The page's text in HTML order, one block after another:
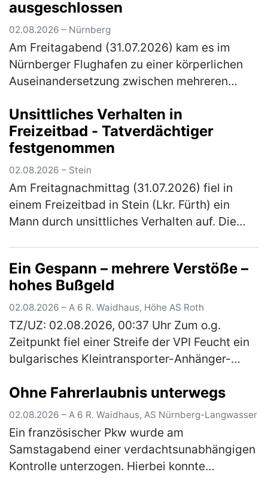
ausgeschlossen
02.08.2026 – Nürnberg
Am Freitagabend (31.07.2026) kam es im
Nürnberger Flughafen zu einer körperlichen
Auseinandersetzung zwischen mehreren
anstehenden Flug ausgeschlossen. Gegen 2…
(mehr)
Unsittliches Verhalten in
Freizeitbad - Tatverdächtiger
festgenommen
02.08.2026 – Stein
Am Freitagnachmittag (31.07.2026) fiel in
einem Freizeitbad in Stein (Lkr. Fürth) ein
Mann durch unsittliches Verhalten auf. Die
Ein Gespann – mehrere Verstöße –
hohes Bußgeld
02.08.2026 – A 6 R. Waidhaus, Höhe AS Roth
TZ/UZ: 02.08.2026, 00:37 Uhr Zum o.g.
Zeitpunkt fiel einer Streife der VPI Feucht ein
bulgarisches Kleintransporter-Anhänger-
war. Bei einer anschließenden Ü…(mehr)
Ohne Fahrerlaubnis unterwegs
02.08.2026 – A 6 R. Waidhaus, AS Nürnberg-Langwasser
Ein französischer Pkw wurde am
Samstagabend einer verdachtsunabhängigen
Kontrolle unterzogen. Hierbei konnte